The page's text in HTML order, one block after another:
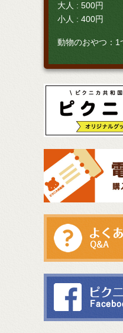
大人 : 500円
小人 : 400円
動物のおやつ：1